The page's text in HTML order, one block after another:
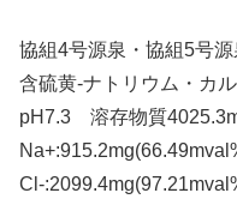
協組4号源泉・協組5号源
含硫黄-ナトリウム・
pH7.3 溶存物質
Cl-